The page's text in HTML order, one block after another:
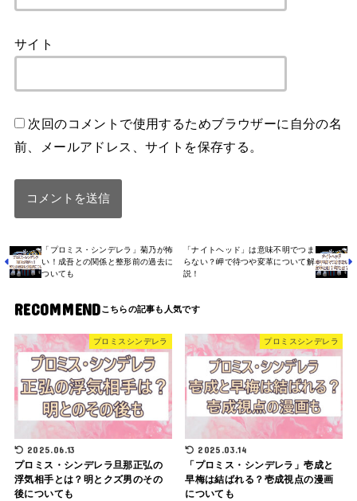
サイト
次回のコメントで使用するためブラウザーに自分の名
前、メールアドレス、サイトを保存する。
「プロミス・シンデレラ」菊乃が怖
い！成吾との関係と整形前の過去に
ついても
「ナイトヘッド」は意味不明でつま
らない？岬で待つや変革について解
説！
RECOMMEND
プロミスシンデレラ
2025.06.13
プロミス・シンデレラ旦那正弘の
浮気相手とは？明とクズ男のその
後についても
プロミスシンデレラ
2025.03.14
「プロミス・シンデレラ」壱成と
早梅は結ばれる？壱成視点の漫画
についても